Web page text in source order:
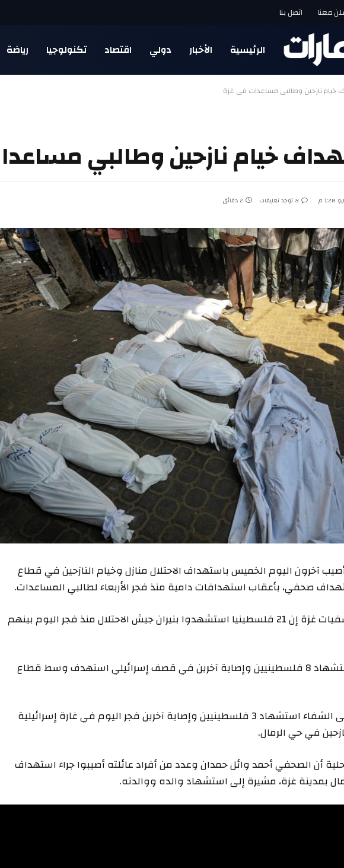
معنا اتصل بنا
الرئيسية الأخبار دولي اقتصاد تكنولوجيا رياضة
خيام نازحين وطالبي مساعدات في غزة
خيام نازحين وطالبي
لا توجد تعليقات 2 دقائق
آخرون اليوم الخميس باستهداف الاحتلال منازل وخيام النازحين في قطاع
صحفي، بأعقاب استهدافات دامية منذ فجر الأربعاء لطالبي المساعدات.
وقالت مصادر في مستشفيات غزة إن 21 فلسطينيا استشهدوا بنيران جيش الاحتلال منذ فجر اليوم بينهم
وأفادت مصادر طبية باستشهاد 8 فلسطينيين وإصابة آخرين في قصف إسرائيلي استهدف وسط قطاع
وأكد مصدر في مستشفى الشفاء استشهاد 3 فلسطينيين وإصابة آخرين فجر اليوم في غارة إسرائيلية
في حي الرمال.
أن الصحفي أحمد وائل حمدان وعدد من أفراد عائلته أصيبوا جراء استهداف
بمدينة غزة، مشيرة إلى استشهاد والده ووالدته.